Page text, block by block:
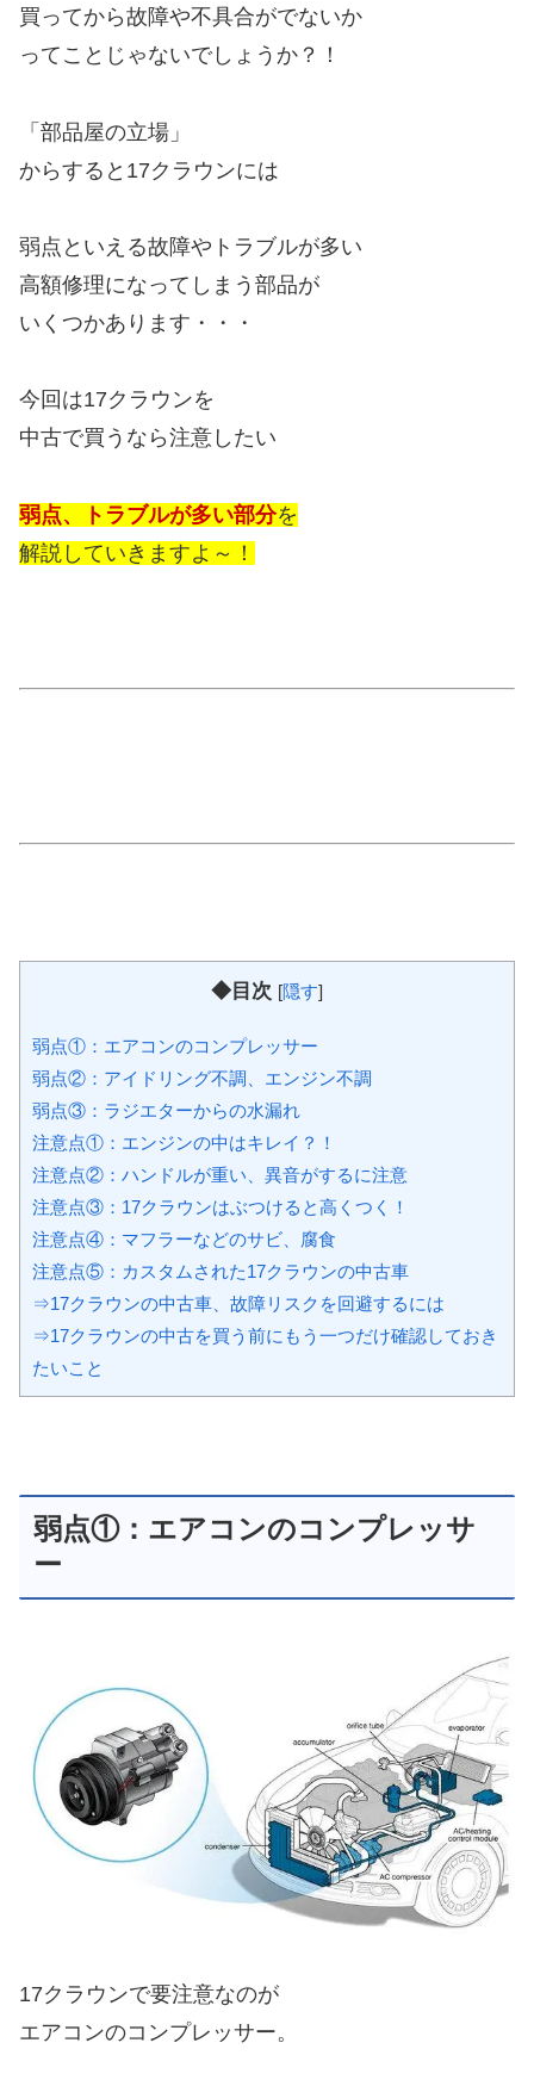
買ってから故障や不具合がでないか
ってことじゃないでしょうか？！
「部品屋の立場」
からすると17クラウンには
弱点といえる故障やトラブルが多い
高額修理になってしまう部品が
いくつかあります・・・
今回は17クラウンを
中古で買うなら注意したい
弱点、トラブルが多い部分を
解説していきますよ～！
◆目次 [隠す]
弱点①：エアコンのコンプレッサー
弱点②：アイドリング不調、エンジン不調
弱点③：ラジエターからの水漏れ
注意点①：エンジンの中はキレイ？！
注意点②：ハンドルが重い、異音がするに注意
注意点③：17クラウンはぶつけると高くつく！
注意点④：マフラーなどのサビ、腐食
注意点⑤：カスタムされた17クラウンの中古車
⇒17クラウンの中古車、故障リスクを回避するには
⇒17クラウンの中古を買う前にもう一つだけ確認しておき
たいこと
弱点①：エアコンのコンプレッサ
ー
17クラウンで要注意なのが
エアコンのコンプレッサー。